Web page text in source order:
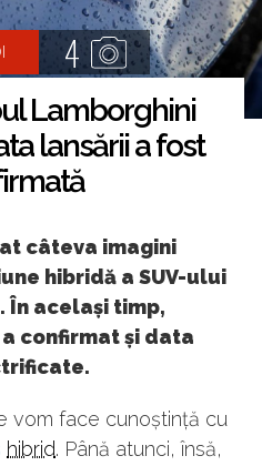
4
Lamborghini
lansării a fost
câteva imagini
hibridă a SUV-ului
În același timp,
confirmat și data
vom face cunoștință cu
hibrid. Până atunci, însă,